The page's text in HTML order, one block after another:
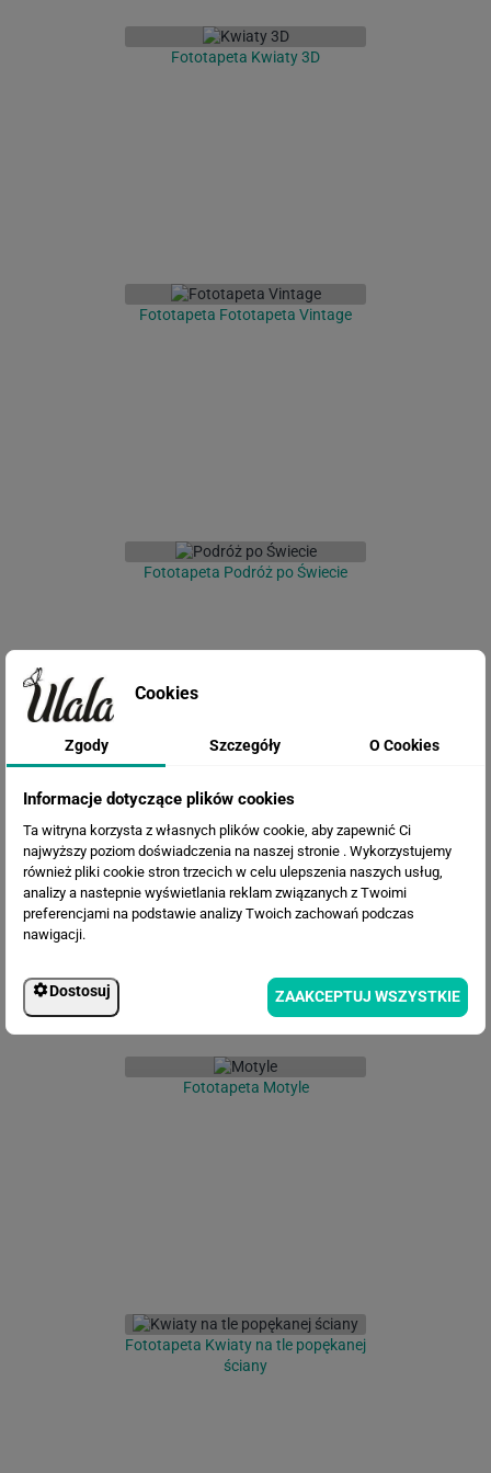
Fototapeta Kwiaty 3D
Fototapeta Fototapeta Vintage
Fototapeta Podróż po Świecie
Fototapeta Mapa Świata
Fototapeta Motyle
Fototapeta Kwiaty na tle popękanej
ściany
Cookies
Zgody Szczegóły O Cookies
Informacje dotyczące plików cookies
Ta witryna korzysta z własnych plików cookie, aby zapewnić Ci
najwyższy poziom doświadczenia na naszej stronie . Wykorzystujemy
również pliki cookie stron trzecich w celu ulepszenia naszych usług,
analizy a nastepnie wyświetlania reklam związanych z Twoimi
preferencjami na podstawie analizy Twoich zachowań podczas
nawigacji.
Dostosuj ZAAKCEPTUJ WSZYSTKIE